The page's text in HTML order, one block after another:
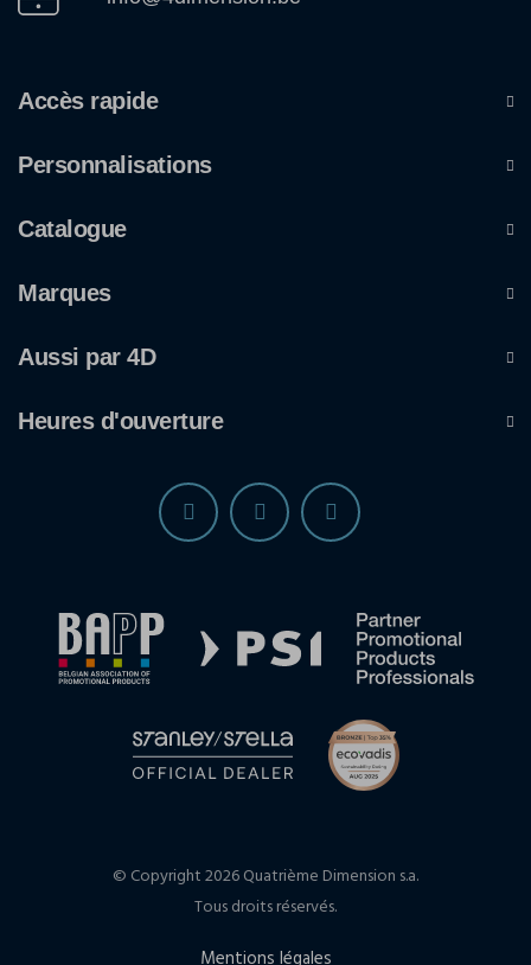
Accès rapide
Personnalisations
Catalogue
Marques
Aussi par 4D
Heures d'ouverture
© Copyright 2026 Quatrième Dimension s.a.
Tous droits réservés.
Mentions légales